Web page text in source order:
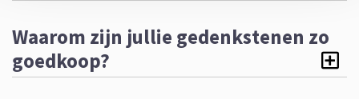
Waarom zijn jullie gedenkstenen zo
goedkoop?